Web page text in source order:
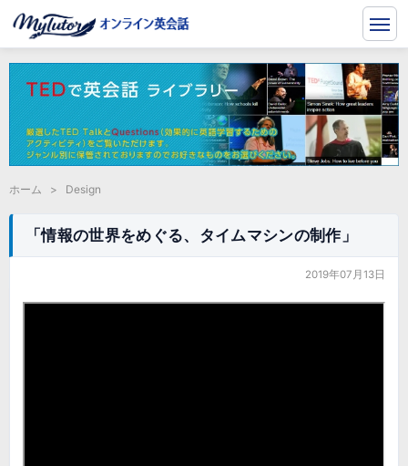
ホーム > Design
「情報の世界をめぐる、タイムマシンの制作」
2019年07月13日